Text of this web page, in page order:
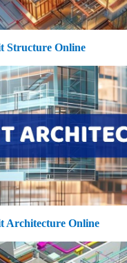
Structure Online
Architecture Online